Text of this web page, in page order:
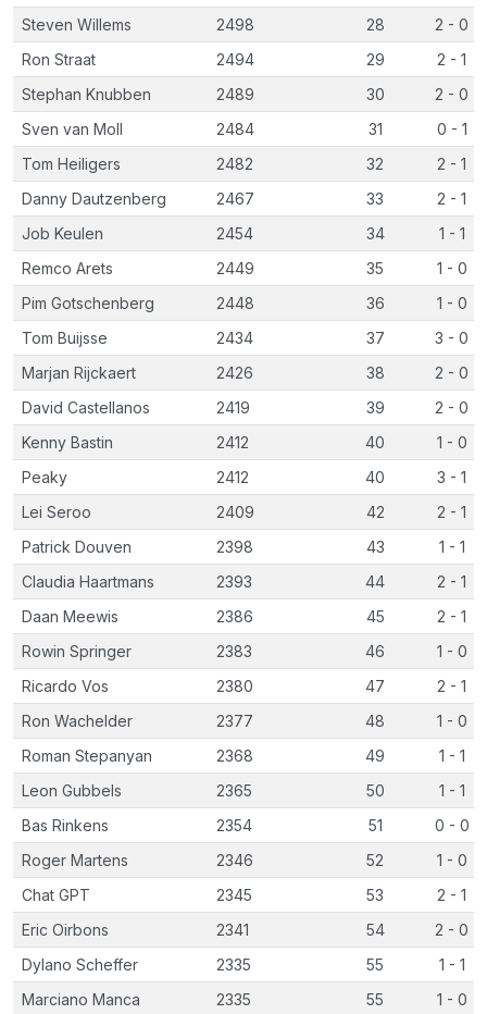
Steven Willems
2498 28
2 - 0
Ron Straat
2494 29
2 - 1
Stephan Knubben
2489 30
2 - 0
Sven van Moll
2484 31
0 - 1
Tom Heiligers
2482 32
2 - 1
Danny Dautzenberg
2467 33
2 - 1
Job Keulen
2454 34
1 - 1
Remco Arets
2449 35
1 - 0
Pim Gotschenberg
2448 36
1 - 0
Tom Buijsse
2434 37
3 - 0
Marjan Rijckaert
2426 38
2 - 0
David Castellanos
2419 39
2 - 0
Kenny Bastin
2412 40
1 - 0
Peaky
2412 40
3 - 1
Lei Seroo
2409 42
2 - 1
Patrick Douven
2398 43
1 - 1
Claudia Haartmans
2393 44
2 - 1
Daan Meewis
2386 45
2 - 1
Rowin Springer
2383 46
1 - 0
Ricardo Vos
2380 47
2 - 1
Ron Wachelder
2377 48
1 - 0
Roman Stepanyan
2368 49
1 - 1
Leon Gubbels
2365 50
1 - 1
Bas Rinkens
2354 51
0 - 0
Roger Martens
2346 52
1 - 0
Chat GPT
2345 53
2 - 1
Eric Oirbons
2341 54
2 - 0
Dylano Scheffer
2335 55
1 - 1
Marciano Manca
2335 55 1 - 0